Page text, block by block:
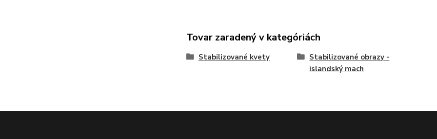
Tovar zaradený v kategóriách
Stabilizované kvety
Stabilizované obrazy -
islandský mach